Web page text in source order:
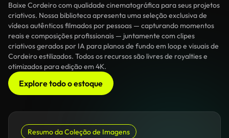
Baixe Cordeiro com qualidade cinematográfica para seus projetos
criativos. Nossa biblioteca apresenta uma seleção exclusiva de
vídeos autênticos filmados por pessoas — capturando momentos
reais e composições profissionais — juntamente com clipes
criativos gerados por IA para planos de fundo em loop e visuais de
Cordeiro estilizados. Todos os recursos são livres de royalties e
otimizados para edição em 4K.
Explore todo o estoque
Resumo da Coleção de Imagens